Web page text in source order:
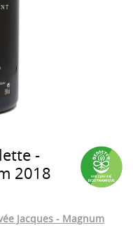
-
2018
Jacques - Magnum